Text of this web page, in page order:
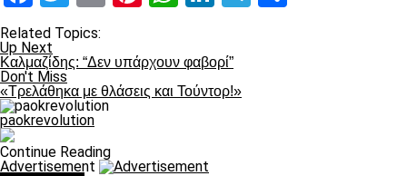
Related Topics:
Up Next
Καλμαζίδης: “Δεν υπάρχουν φαβορί”
Don't Miss
«Τρελάθηκα με θλάσεις και Τούντορ!»
paokrevolution
Continue Reading
Advertisement